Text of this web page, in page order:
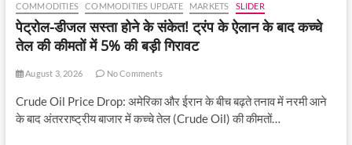
COMMODITIES COMMODITIES UPDATE MARKETS SLIDER
पेट्रोल-डीजल सस्ता होने के संकेत! ट्रंप के ऐलान के बाद कच्चे
तेल की कीमतों में 5% की बड़ी गिरावट
August 3, 2026 No Comments
Crude Oil Price Drop: अमेरिका और ईरान के बीच बढ़ते तनाव में नरमी आने
के बाद अंतरराष्ट्रीय बाजार में कच्चे तेल (Crude Oil) की कीमतों…